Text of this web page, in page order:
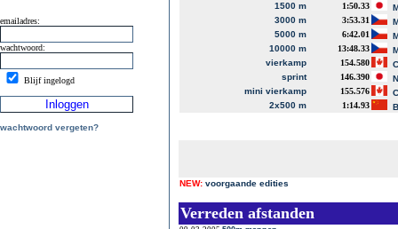
emailadres:
wachtwoord:
Blijf ingelogd
wachtwoord vergeten?
1500 m
1:50.33
3000 m
3:53.31
5000 m
6:42.01
10000 m
13:48.33
vierkamp
154.580
sprint
146.390
mini vierkamp
155.576
2x500 m
1:14.93
NEW: voorgaande edities
Verreden afstanden